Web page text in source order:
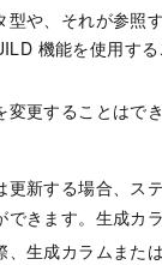
型や、それが参照
機能を使用す
更することはでき
更新する場合、ス
できます。生成カ
、生成カラムまた